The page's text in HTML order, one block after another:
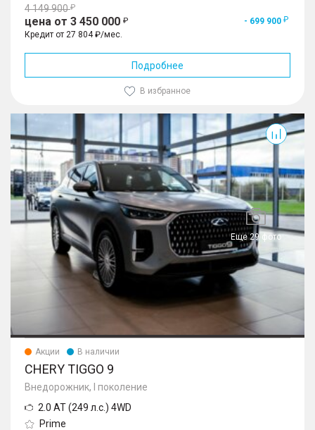
4 149 900
цена от 3 450 000
- 699 900
Кредит от 27 804 ₽/мес.
Подробнее
В избранное
Еще 29 фото
Tiggo 9
Акции В наличии
CHERY TIGGO 9
Внедорожник, I поколение
2.0 AT (249 л.с.) 4WD
Prime